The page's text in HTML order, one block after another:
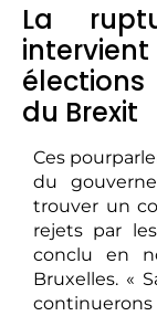
La
du Brexit
Ces
du
trouver un
rejets par
conclu en
Bruxelles. «